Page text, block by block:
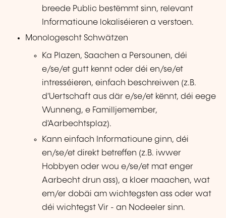
breede Public bestëmmt sinn, relevant
Informatioune lokaliséieren a verstoen.
Monologescht Schwätzen
Ka Plazen, Saachen a Persounen, déi
e/se/et gutt kennt oder déi en/se/et
intresséieren, einfach beschreiwen (z.B.
d'Uertschaft aus där e/se/et kënnt, déi eege
Wunneng, e Familljemember,
d'Aarbechtsplaz).
Kann einfach Informatioune ginn, déi
en/se/et direkt betreffen (z.B. iwwer
Hobbyen oder wou e/se/et mat enger
Aarbecht drun ass), a kloer maachen, wat
em/er dobäi am wichtegsten ass oder wat
déi wichtegst Vir - an Nodeeler sinn.